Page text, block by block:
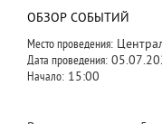
ОБЗОР СОБЫТИЙ
Место проведения:
Дата проведения:
Начало: 15:00